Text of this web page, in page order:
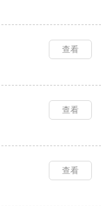
查看
查看
查看